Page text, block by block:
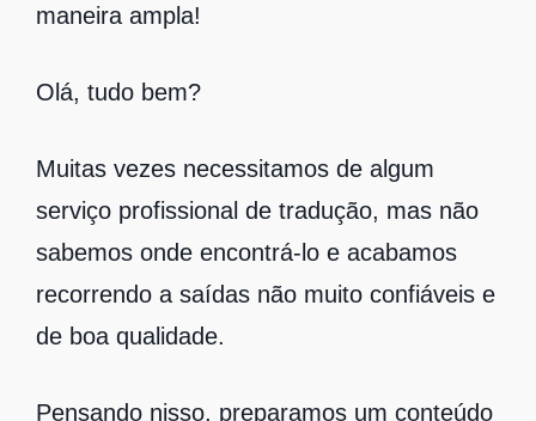
maneira ampla!
Olá, tudo bem?
Muitas vezes necessitamos de algum
serviço profissional de tradução, mas não
sabemos onde encontrá-lo e acabamos
recorrendo a saídas não muito confiáveis e
de boa qualidade.
Pensando nisso, preparamos um conteúdo